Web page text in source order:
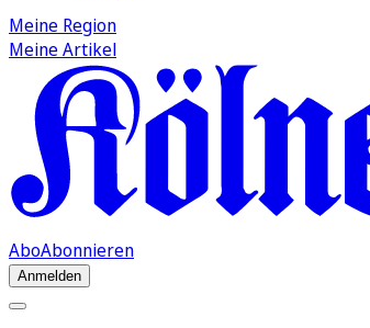
Meine Region
Meine Artikel
AboAbonnieren
Anmelden